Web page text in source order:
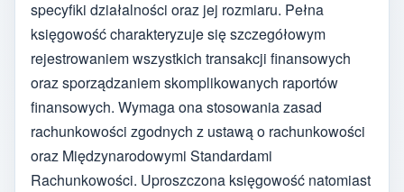
specyfiki działalności oraz jej rozmiaru. Pełna
księgowość charakteryzuje się szczegółowym
rejestrowaniem wszystkich transakcji finansowych
oraz sporządzaniem skomplikowanych raportów
finansowych. Wymaga ona stosowania zasad
rachunkowości zgodnych z ustawą o rachunkowości
oraz Międzynarodowymi Standardami
Rachunkowości. Uproszczona księgowość natomiast